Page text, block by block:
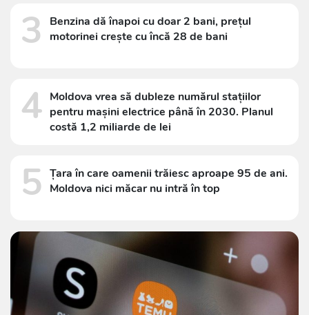
3
Benzina dă înapoi cu doar 2 bani, prețul
motorinei crește cu încă 28 de bani
4 Moldova vrea să dubleze numărul stațiilor
pentru mașini electrice până în 2030. Planul
costă 1,2 miliarde de lei
5 Țara în care oamenii trăiesc aproape 95 de ani.
Moldova nici măcar nu intră în top